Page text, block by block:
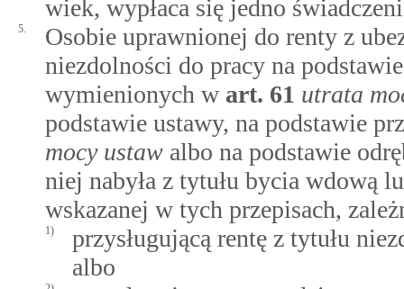
wiek, wypłaca się jedno
5.
Osobie uprawnionej do renty z
niezdolności do pracy na
wymienionych w art. 61 utrata
podstawie ustawy, na podstawie
mocy ustaw albo na podstawie
niej nabyła z tytułu bycia wdową
wskazanej w tych przepisach,
1)
przysługującą rentę z tytułu
albo